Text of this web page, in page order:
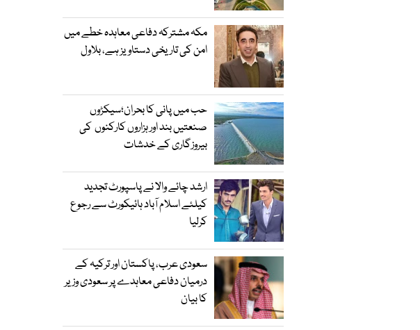
مکہ مشترکہ دفاعی معاہدہ خطے میں
امن کی تاریخی دستاویز ہے، بلاول
حب میں پانی کا بحران؛سیکڑوں
صنعتیں بند اور ہزاروں کارکنوں کی
بیروزگاری کے خدشات
ارشد چائے والا نے پاسپورٹ تجدید
کیلئے اسلام آباد ہائیکورٹ سے رجوع
کرلیا
سعودی عرب، پاکستان اور ترکیہ کے
درمیان دفاعی معاہدے پر سعودی وزیر
کا بیان